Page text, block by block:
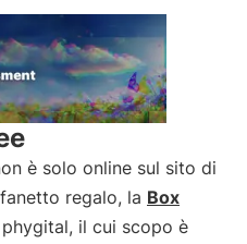
è solo online sul sito di
regalo, la Box
il cui scopo è